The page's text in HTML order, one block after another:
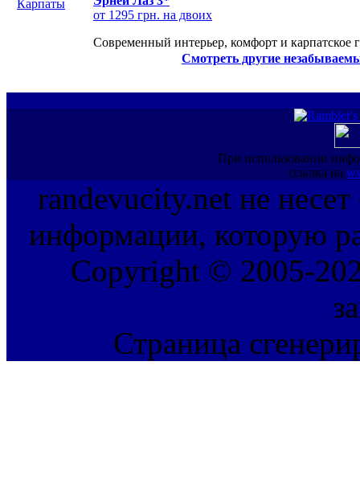
от 1295 грн. на двоих
Современный интерьер, комфорт и карпатское
Смотреть другие
При использовании
ссылка на
randevucity.net не несет
информации, которую
Copyright © 2005-
Страница